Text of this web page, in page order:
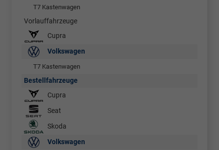
T7 Kastenwagen
Vorlauffahrzeuge
Cupra
Volkswagen
T7 Kastenwagen
Bestellfahrzeuge
Cupra
Seat
Skoda
Volkswagen